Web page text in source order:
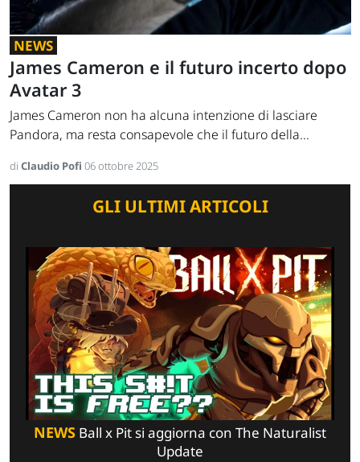
NEWS
James Cameron e il futuro incerto dopo
Avatar 3
James Cameron non ha alcuna intenzione di lasciare
Pandora, ma resta consapevole che il futuro della...
di Claudio Pofi 06 ottobre 2025
GLI ULTIMI ARTICOLI
NEWS Ball x Pit si aggiorna con The Naturalist
Update